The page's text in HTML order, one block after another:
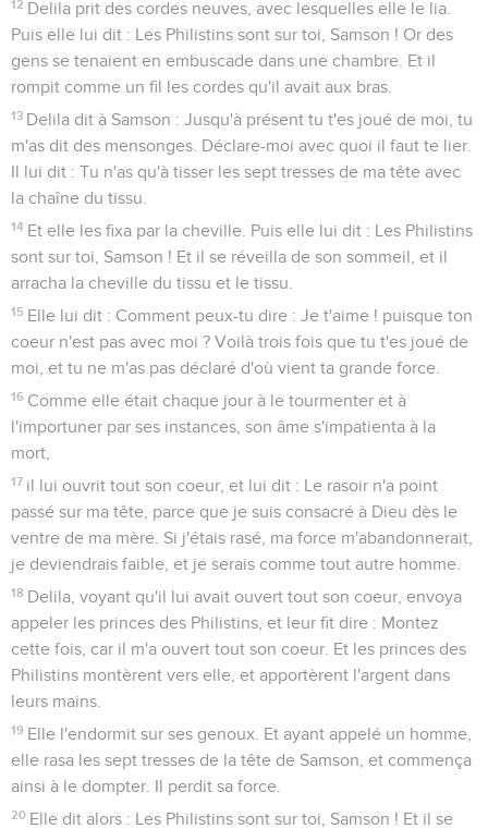
12 Delila prit des cordes neuves, avec lesquelles elle le lia.
Puis elle lui dit : Les Philistins sont sur toi, Samson ! Or des
gens se tenaient en embuscade dans une chambre. Et il
rompit comme un fil les cordes qu'il avait aux bras.
13 Delila dit à Samson : Jusqu'à présent tu t'es joué de moi, tu
m'as dit des mensonges. Déclare-moi avec quoi il faut te lier.
Il lui dit : Tu n'as qu'à tisser les sept tresses de ma tête avec
la chaîne du tissu.
14 Et elle les fixa par la cheville. Puis elle lui dit : Les Philistins
sont sur toi, Samson ! Et il se réveilla de son sommeil, et il
arracha la cheville du tissu et le tissu.
15 Elle lui dit : Comment peux-tu dire : Je t'aime ! puisque ton
coeur n'est pas avec moi ? Voilà trois fois que tu t'es joué de
moi, et tu ne m'as pas déclaré d'où vient ta grande force.
16 Comme elle était chaque jour à le tourmenter et à
l'importuner par ses instances, son âme s'impatienta à la
mort,
17 il lui ouvrit tout son coeur, et lui dit : Le rasoir n'a point
passé sur ma tête, parce que je suis consacré à Dieu dès le
ventre de ma mère. Si j'étais rasé, ma force m'abandonnerait,
je deviendrais faible, et je serais comme tout autre homme.
18 Delila, voyant qu'il lui avait ouvert tout son coeur, envoya
appeler les princes des Philistins, et leur fit dire : Montez
cette fois, car il m'a ouvert tout son coeur. Et les princes des
Philistins montèrent vers elle, et apportèrent l'argent dans
leurs mains.
19 Elle l'endormit sur ses genoux. Et ayant appelé un homme,
elle rasa les sept tresses de la tête de Samson, et commença
ainsi à le dompter. Il perdit sa force.
20 Elle dit alors : Les Philistins sont sur toi, Samson ! Et il se